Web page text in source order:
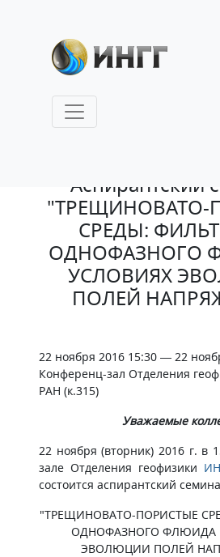
Аспирантский
"ТРЕЩИНОВАТО-
СРЕДЫ:
ОДНОФАЗНОГО
УСЛОВИЯХ
ПОЛЕЙ
22 ноября 2016 15:30 — 22
Конференц-зал Отделения
РАН (к.315)
Уважаемые
22 ноября (вторник) 2016 г. в
зале Отделения геофизики
состоится аспирантский
"ТРЕЩИНОВАТО-ПОРИСТЫЕ
ОДНОФАЗНОГО ФЛЮИДА
ЭВОЛЮЦИИ ПОЛЕЙ